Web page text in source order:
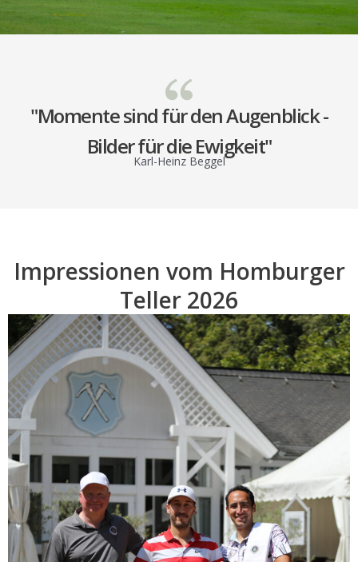
"Momente sind für den Augenblick -
Bilder für die Ewigkeit"
Karl-Heinz Beggel
Impressionen vom Homburger
Teller 2026